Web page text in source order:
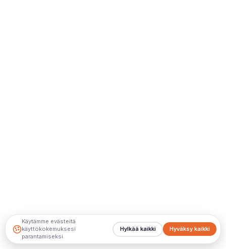
Käytämme evästeitä
käyttökokemuksesi
parantamiseksi.
Hyväksy kaikki
Hylkää kaikki